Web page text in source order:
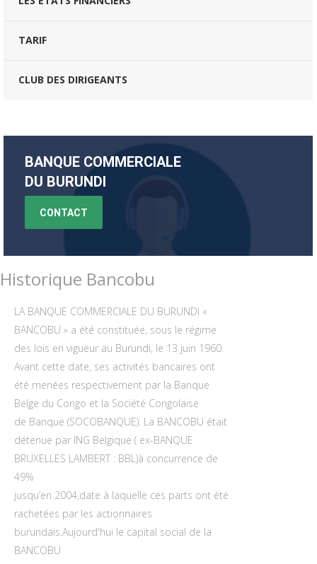
TARIF
CLUB DES DIRIGEANTS
BANQUE COMMERCIALE
DU BURUNDI
CONTACT
Historique Bancobu
LA BANQUE COMMERCIALE DU BURUNDI «
BANCOBU » a été constituée, sous le régime
des lois en vigueur au Burundi, le 13 juin 1960.
Avant cette date, ses activités bancaires ont
été menées respectivement par la Banque
Belge du Congo et la Société Congolaise
de Banque (SOCOBANQUE). La BANCOBU était
détenue par ING Belgique ( ex-BANQUE
BRUXELLES LAMBERT : BBL)à concurrence de
49%
jusqu’en 2004,date à laquelle ces parts ont été
rachetées par les actionnaires
burundais.Aujourd'hui le capital social de la
BANCOBU